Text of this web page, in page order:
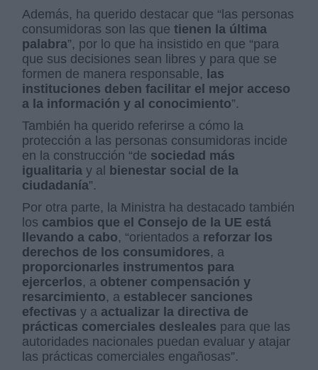
Además, ha querido destacar que “las personas
consumidoras son las quetienen la última
palabra”, por lo que ha insistido en que “para
que sus decisiones sean libres y para que se
formen de manera responsable, las
instituciones deben facilitar el mejor acceso
a la información y al conocimiento”.
También ha querido referirse a cómo la
protección a las personas consumidoras incide
en la construcción “de sociedad más
igualitaria y al bienestar social de la
ciudadanía”.
Por otra parte, la Ministra ha destacado también
los cambios que el Consejo de la UE está
llevando a cabo, “orientados a reforzar los
derechos de los consumidores, a
proporcionarles instrumentos para
ejercerlos, a obtener compensación y
resarcimiento, a establecer sanciones
efectivas y a actualizar la directiva de
prácticas comerciales desleales para que las
autoridades nacionales puedan evaluar y atajar
las prácticas comerciales engañosas”.